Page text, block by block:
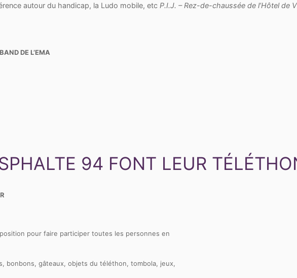
autour du handicap, la Ludo mobile, etc P.I.J. – Rez-de-chaussée de l’Hôtel de
DE L’EMA
94 FONT LEUR
pour faire participer toutes les personnes en
bonbons, gâteaux, objets du téléthon, tombola, jeux,